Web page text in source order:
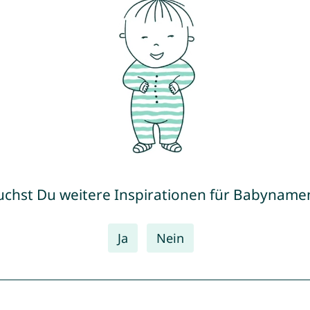
Du weitere Inspirationen für
Ja Nein